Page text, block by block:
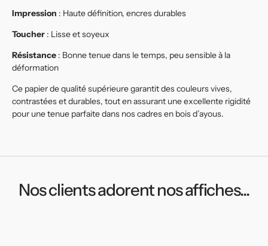
Impression : Haute définition, encres durables
Toucher : Lisse et soyeux
Résistance : Bonne tenue dans le temps, peu sensible à la
déformation
Ce papier de qualité supérieure garantit des couleurs vives,
contrastées et durables, tout en assurant une excellente rigidité
pour une tenue parfaite dans nos cadres en bois d’ayous.
Nos clients adorent nos affiches...